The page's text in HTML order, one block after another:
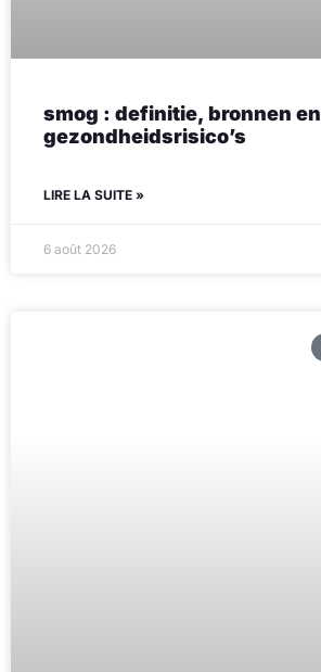
smog : definitie, bronnen en
gezondheidsrisico’s
LIRE LA SUITE »
6 août 2026